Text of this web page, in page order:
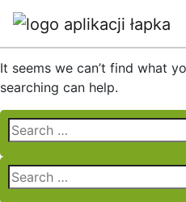
Nothing
It seems we can’t find what
searching can help.
Search
for:
Search
for: